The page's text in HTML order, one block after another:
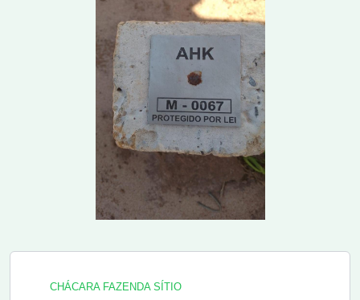
CHÁCARA FAZENDA SÍTIO